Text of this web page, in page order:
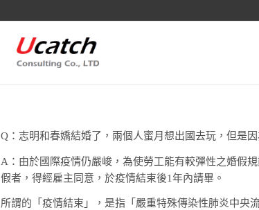
Q：志明和春嬌結婚了，兩個人蜜月想出國去玩，但是
A：由於國際疫情仍嚴峻，為使勞工能有較彈性之婚假
假者，得經雇主同意，於疫情結束後1年內請畢。
所謂的「疫情結束」，是指「嚴重特殊傳染性肺炎中央